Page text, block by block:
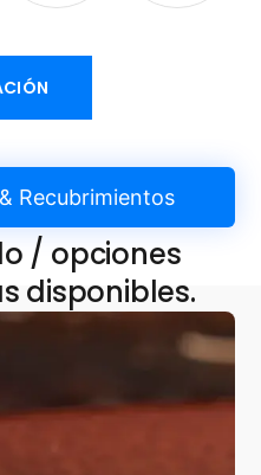
Recubrimientos
/ opciones
disponibles.